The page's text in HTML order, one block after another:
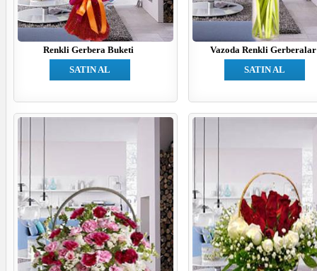
Renkli Gerbera Buketi
SATIN AL
Vazoda Renkli Gerberalar
SATIN AL